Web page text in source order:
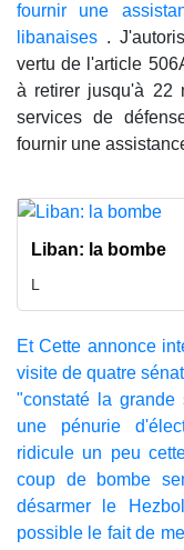
fournir une
libanaises .
vertu de l'article
à retirer jusqu'à 22
services de
fournir une
Liban: la bombe
L
Et Cette annonce
visite de quatre
"constaté la grande
une pénurie
ridicule un peu
coup de bombe
désarmer le
possible le fait de